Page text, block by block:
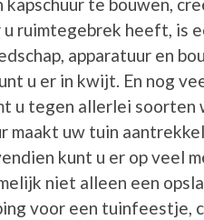
u ruimtegebrek heeft, is
apparatuur en
u er in kwijt. En nog
u tegen allerlei soorten
maakt uw tuin
kunt u er op veel
niet alleen een
voor een tuinfeestje,